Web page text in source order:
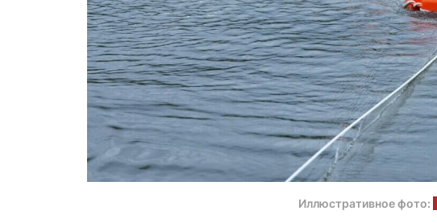
Иллюстративное фото: